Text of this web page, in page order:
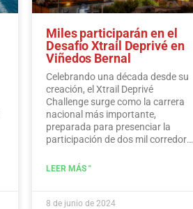
Miles participarán en el
Desafío Xtrail Deprivé en
Viñedos Bernal
Celebrando una década desde su
creación, el Xtrail Deprivé
Challenge surge como la carrera
nacional más importante,
preparada para presenciar la
participación de dos mil corredores
de Bernal.…
LEER MÁS "
8 de junio de 2024